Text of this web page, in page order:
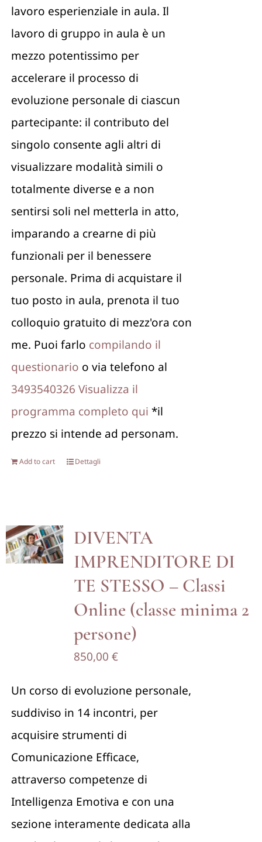
lavoro esperienziale in aula. Il
lavoro di gruppo in aula è un
mezzo potentissimo per
accelerare il processo di
evoluzione personale di ciascun
partecipante: il contributo del
singolo consente agli altri di
visualizzare modalità simili o
totalmente diverse e a non
sentirsi soli nel metterla in atto,
imparando a crearne di più
funzionali per il benessere
personale. Prima di acquistare il
tuo posto in aula, prenota il tuo
colloquio gratuito di mezz'ora con
me. Puoi farlo compilando il
questionario o via telefono al
3493540326 Visualizza il
programma completo qui *il
prezzo si intende ad personam.
Add to cart Dettagli
DIVENTA
IMPRENDITORE DI
TE STESSO – Classi
Online (classe minima 2
persone)
850,00 €
Un corso di evoluzione personale,
suddiviso in 14 incontri, per
acquisire strumenti di
Comunicazione Efficace,
attraverso competenze di
Intelligenza Emotiva e con una
sezione interamente dedicata alla